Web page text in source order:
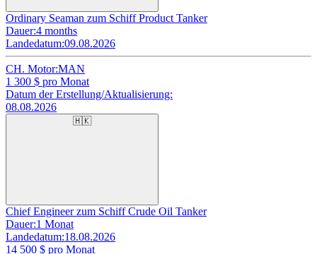
Ordinary Seaman zum Schiff Product Tanker
Dauer:4 months
Landedatum:09.08.2026
CH. Motor:MAN
1 300 $ pro Monat
Datum der Erstellung/Aktualisierung:
08.08.2026
🇭🇰
Chief Engineer zum Schiff Crude Oil Tanker
Dauer:1 Monat
Landedatum:18.08.2026
14 500 $ pro Monat